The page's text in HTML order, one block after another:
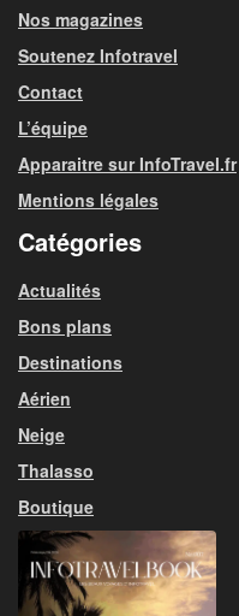
Nos magazines
Soutenez Infotravel
Contact
L’équipe
Apparaitre sur InfoTravel.fr
Mentions légales
Catégories
Actualités
Bons plans
Destinations
Aérien
Neige
Thalasso
Boutique